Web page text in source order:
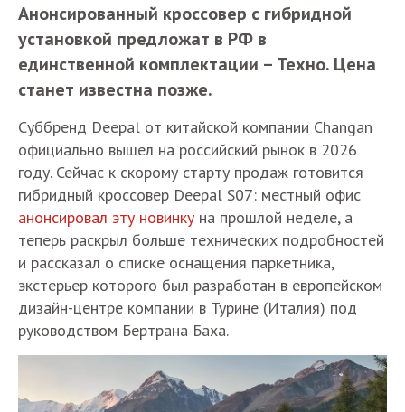
Анонсированный кроссовер с гибридной
установкой предложат в РФ в
единственной комплектации – Техно. Цена
станет известна позже.
Суббренд Deepal от китайской компании Changan
официально вышел на российский рынок в 2026
году. Сейчас к скорому старту продаж готовится
гибридный кроссовер Deepal S07: местный офис
анонсировал эту новинку на прошлой неделе, а
теперь раскрыл больше технических подробностей
и рассказал о списке оснащения паркетника,
экстерьер которого был разработан в европейском
дизайн-центре компании в Турине (Италия) под
руководством Бертрана Баха.